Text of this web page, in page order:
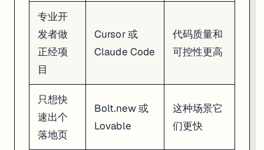
专业开
发者做
正经项
目
Cursor 或
Claude Code
代码质量和
可控性更高
只想快
速出个
落地页
Bolt.new 或
Lovable
这种场景它
们更快